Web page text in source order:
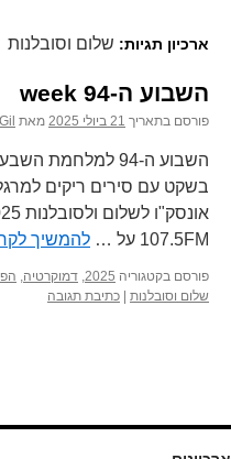
ארכיון תגיות: שלום וסובלנות
השבוע ה-94 week
פורסם בתאריך 21 ביולי 2025 מאת
השבוע ה-94
בשקט עם סירים ריקים
107.5FM על …
להמשיך
פורסם בקטגוריה 2025
, דמוקרטיה,
שלום וסובלנות
כתיבת תגובה